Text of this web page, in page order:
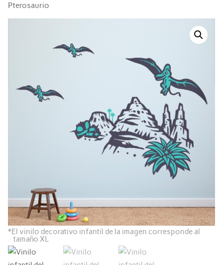
Pterosaurio
*El vinilo decorativo infantil de la imagen corresponde al
tamaño XL